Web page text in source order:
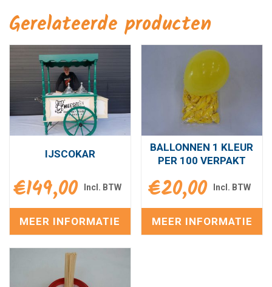
Gerelateerde producten
IJSCOKAR
€149,00
MEER INFORMATIE
BALLONNEN 1 KLEUR
PER 100 VERPAKT
€20,00
MEER INFORMATIE